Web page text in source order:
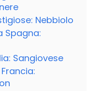
Nebbiolo
Spagna:
Sangiovese